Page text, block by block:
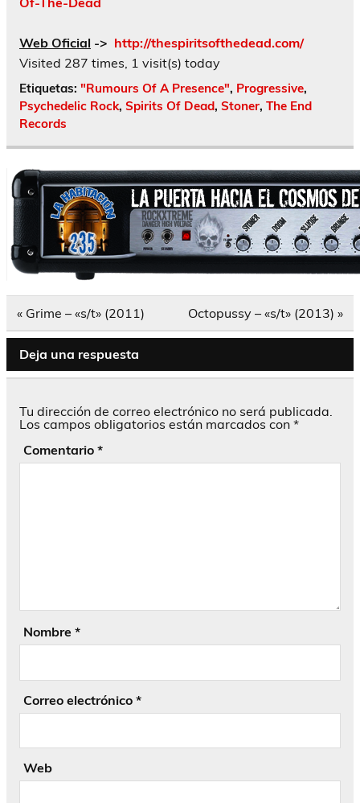
Web Oficial -> http://thespiritsofthedead.com/
Visited 287 times, 1 visit(s) today
Etiquetas: "Rumours Of A Presence", Progressive,
Psychedelic Rock, Spirits Of Dead, Stoner, The End
Records
Navegación
entradas
« Grime – «s/t» (2011) Octopussy – «s/t» (2013) »
Deja una respuesta
Tu dirección de correo electrónico no será publicada.
Los campos obligatorios están marcados con *
Comentario *
Nombre *
Correo electrónico *
Web